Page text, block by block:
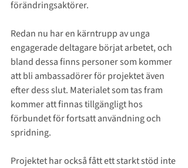
förändringsaktörer.
Redan nu har en kärntrupp av unga
engagerade deltagare börjat arbetet, och
bland dessa finns personer som kommer
att bli ambassadörer för projektet även
efter dess slut. Materialet som tas fram
kommer att finnas tillgängligt hos
förbundet för fortsatt användning och
spridning.
Projektet har också fått ett starkt stöd inte